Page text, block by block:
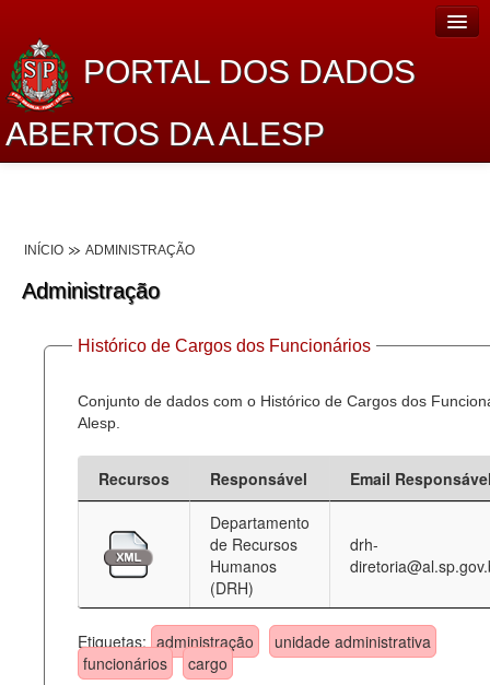
PORTAL DOS DADOS
ABERTOS DA ALESP
Dados Abertos Alesp
Lei de Acesso à Informação
Dados Governamentais Abertos
Planejamento
Catálogo de dados
Processo Legislativo
Administração
Legislação
Agenda
INÍCIO ADMINISTRAÇÃO
Administração
Histórico de Cargos dos Funcionários
Conjunto de dados com o Histórico de Cargos dos
Alesp.
Recursos Responsável
Email
Departamento
de Recursos
Humanos
(DRH)
drh-
Etiquetas: administração
unidade administrativa
funcionários
cargo